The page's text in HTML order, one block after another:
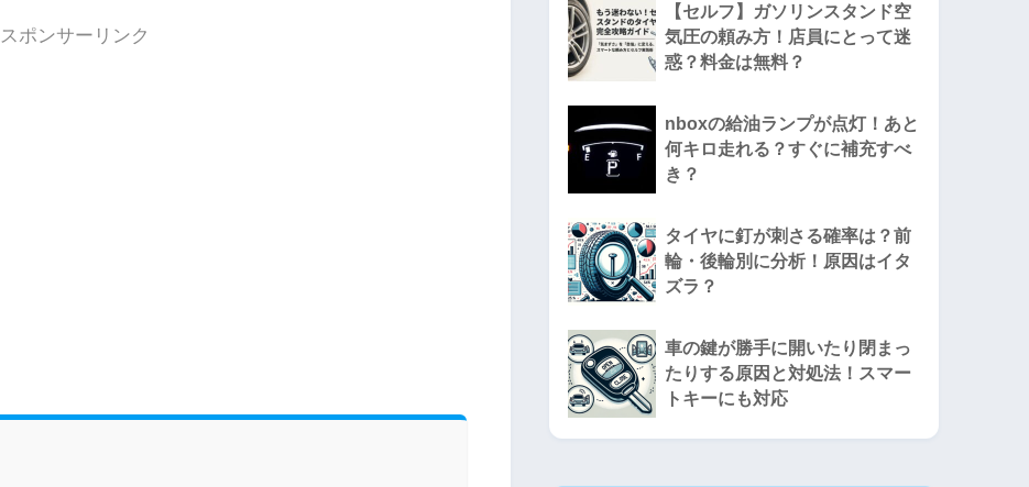
スポンサーリンク
【セルフ】ガソリンスタンド空
気圧の頼み方！店員にとって迷
惑？料金は無料？
nboxの給油ランプが点灯！あと
何キロ走れる？すぐに補充すべ
き？
タイヤに釘が刺さる確率は？前
輪・後輪別に分析！原因はイタ
ズラ？
車の鍵が勝手に開いたり閉まっ
たりする原因と対処法！スマー
トキーにも対応